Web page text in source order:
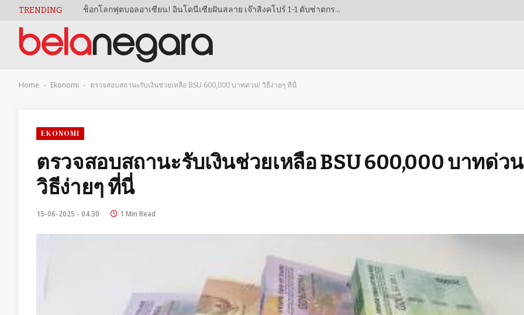
TRENDING ช็อกโลกฟุตบอลอาเซียน! อินโดนีเซียฝันสลาย เจ๊าสิงคโปร์ 1-1 ดับซ่าตกรอบ AFF 2026 อย่างพลิกความคาดหมาย!
Home - Ekonomi - ตรวจสอบสถานะรับเงินช่วยเหลือ BSU 600,000 บาทด่วน! วิธีง่ายๆ ที่นี่
EKONOMI
ตรวจสอบสถานะรับเงินช่วยเหลือ BSU 600,000 บาทด่ว
วิธีง่ายๆ ที่นี่
15-06-2025 - 04.30 1 Min Read